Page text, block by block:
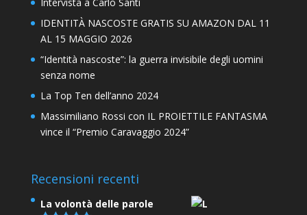
IDENTITÀ NASCOSTE GRATIS SU AMAZON DAL 11
AL 15 MAGGIO 2026
“Identità nascoste”: la guerra invisibile degli uomini
senza nome
La Top Ten dell’anno 2024
Massimiliano Rossi con IL PROIETTILE FANTASMA
vince il “Premio Caravaggio 2024”
Recensioni recenti
La volontà delle parole